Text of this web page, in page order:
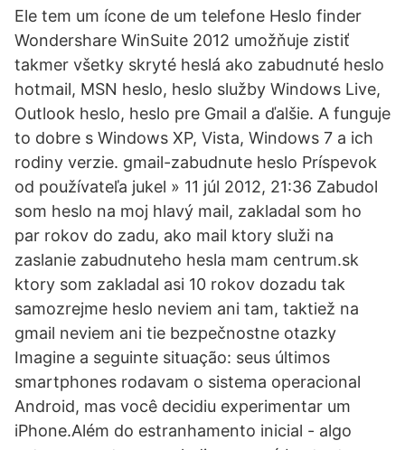
Ele tem um ícone de um telefone Heslo finder
Wondershare WinSuite 2012 umožňuje zistiť
takmer všetky skryté heslá ako zabudnuté heslo
hotmail, MSN heslo, heslo služby Windows Live,
Outlook heslo, heslo pre Gmail a ďalšie. A funguje
to dobre s Windows XP, Vista, Windows 7 a ich
rodiny verzie. gmail-zabudnute heslo Príspevok
od používateľa jukel » 11 júl 2012, 21:36 Zabudol
som heslo na moj hlavý mail, zakladal som ho
par rokov do zadu, ako mail ktory služi na
zaslanie zabudnuteho hesla mam centrum.sk
ktory som zakladal asi 10 rokov dozadu tak
samozrejme heslo neviem ani tam, taktiež na
gmail neviem ani tie bezpečnostne otazky
Imagine a seguinte situação: seus últimos
smartphones rodavam o sistema operacional
Android, mas você decidiu experimentar um
iPhone.Além do estranhamento inicial - algo